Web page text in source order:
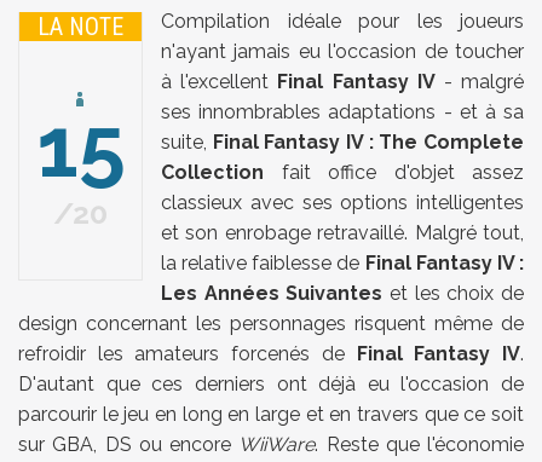
LA NOTE
15
20
Compilation idéale pour les joueurs
n'ayant jamais eu l'occasion de toucher
à l'excellent Final Fantasy IV- malgré
ses innombrables adaptations - et à sa
suite, Final Fantasy IV : The Complete
Collection fait office d'objet assez
classieux avec ses options intelligentes
et son enrobage retravaillé. Malgré tout,
la relative faiblesse de Final Fantasy IV :
Les Années Suivantes et les choix de
design concernant les personnages risquent même de
refroidir les amateurs forcenés de
Final Fantasy IV.
D'autant que ces derniers ont déjà eu l'occasion de
parcourir le jeu en long en large et en travers que ce soit
sur GBA, DS ou encore WiiWare. Reste que l'économie